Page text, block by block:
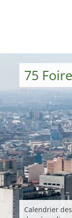
75
Calendrier